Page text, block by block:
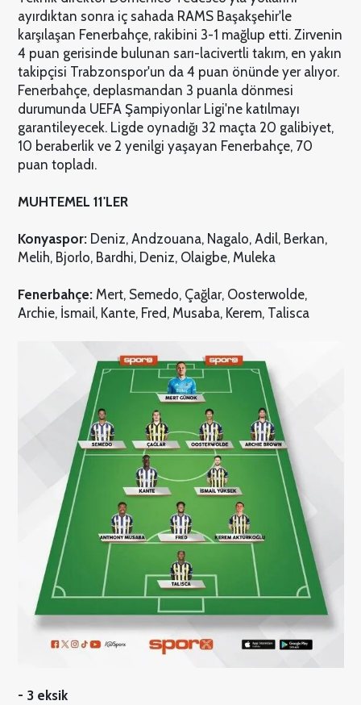
ayırdıktan sonra iç sahada RAMS Başakşehir'le
karşılaşan Fenerbahçe, rakibini 3-1 mağlup etti. Zirvenin
4 puan gerisinde bulunan sarı-lacivertli takım, en yakın
takipçisi Trabzonspor'un da 4 puan önünde yer alıyor.
Fenerbahçe, deplasmandan 3 puanla dönmesi
durumunda UEFA Şampiyonlar Ligi'ne katılmayı
garantileyecek. Ligde oynadığı 32 maçta 20 galibiyet,
10 beraberlik ve 2 yenilgi yaşayan Fenerbahçe, 70
puan topladı.
MUHTEMEL 11'LER
Konyaspor:Deniz, Andzouana, Nagalo, Adil, Berkan,
Melih, Bjorlo, Bardhi, Deniz, Olaigbe, Muleka
Fenerbahçe:Mert, Semedo, Çağlar, Oosterwolde,
Archie, İsmail, Kante, Fred, Musaba, Kerem, Talisca
- 3 eksik